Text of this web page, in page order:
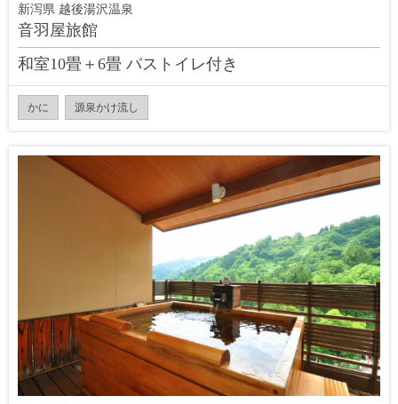
新泻県 越後湯沢温泉
音羽屋旅館
和室10畳＋6畳 バストイレ付き
かに 源泉かけ流し